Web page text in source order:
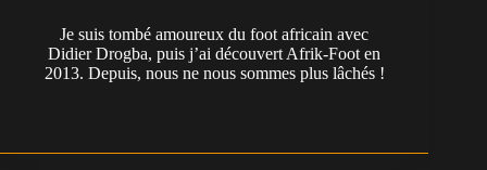
Je suis tombé amoureux du foot africain avec
Didier Drogba, puis j’ai découvert Afrik-Foot en
2013. Depuis, nous ne nous sommes plus lâchés !